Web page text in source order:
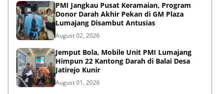
PMI Jangkau Pusat Keramaian, Program
Donor Darah Akhir Pekan di GM Plaza
Lumajang Disambut Antusias
August 02, 2026
Jemput Bola, Mobile Unit PMI Lumajang
Himpun 22 Kantong Darah di Balai Desa
Jatirejo Kunir
August 01, 2026